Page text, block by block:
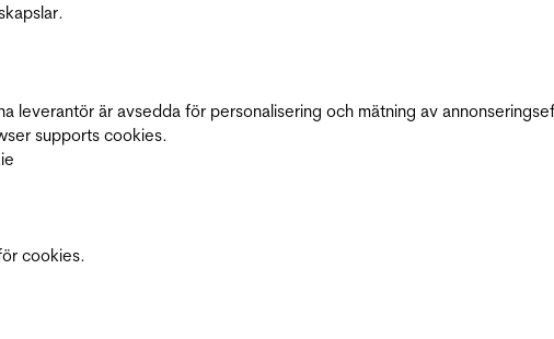
leverantör är avsedda för personalisering och mätning av
supports cookies.
cookies.